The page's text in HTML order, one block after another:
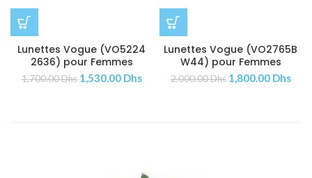
Lunettes Vogue (VO5224
2636) pour Femmes
1,700.00Dhs 1,530.00 Dhs
Lunettes Vogue (VO2765B
W44) pour Femmes
2,000.00Dhs 1,800.00 Dhs